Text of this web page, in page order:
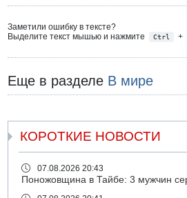
Заметили ошибку в тексте?
Выделите текст мышью и нажмите
Ctrl +
Еще в разделе В мире
КОРОТКИЕ НОВОСТИ
07.08.2026 20:43
Поножовщина в Тайбе: 3 мужчин